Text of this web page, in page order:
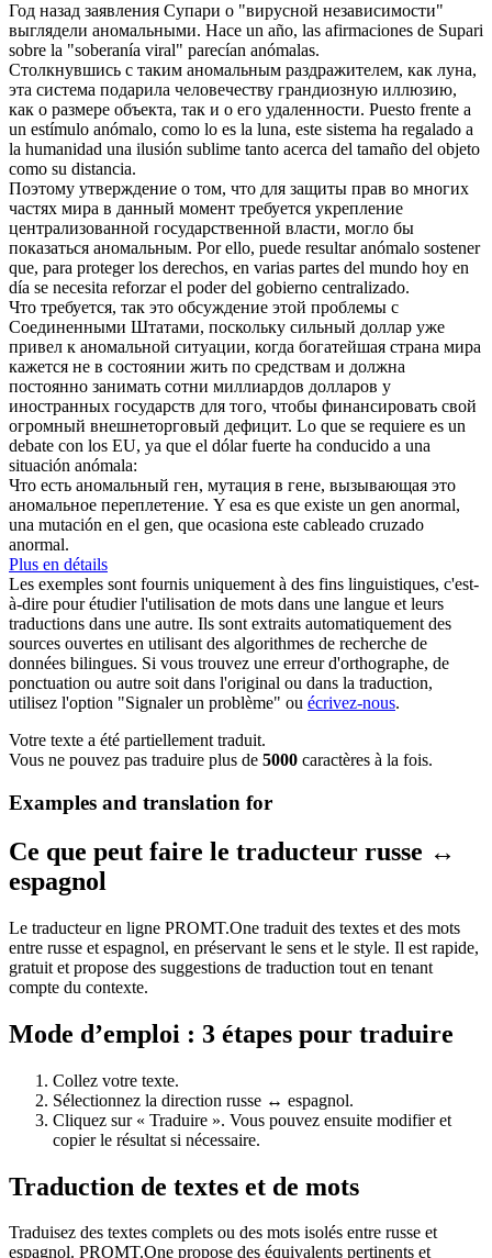
Год назад заявления Супари о "вирусной независимости"
выглядели аномальными. Hace un año, las afirmaciones de Supari
sobre la "soberanía viral" parecían anómalas.
Столкнувшись с таким аномальным раздражителем, как луна,
эта система подарила человечеству грандиозную иллюзию,
как о размере объекта, так и о его удаленности. Puesto frente a
un estímulo anómalo, como lo es la luna, este sistema ha regalado a
la humanidad una ilusión sublime tanto acerca del tamaño del objeto
como su distancia.
Поэтому утверждение о том, что для защиты прав во многих
частях мира в данный момент требуется укрепление
централизованной государственной власти, могло бы
показаться аномальным. Por ello, puede resultaranómalo sostener
que, para proteger los derechos, en varias partes del mundo hoy en
día se necesita reforzar el poder del gobierno centralizado.
Что требуется, так это обсуждение этой проблемы с
Соединенными Штатами, поскольку сильный доллар уже
привел к аномальной ситуации, когда богатейшая страна мира
кажется не в состоянии жить по средствам и должна
постоянно занимать сотни миллиардов долларов у
иностранных государств для того, чтобы финансировать свой
огромный внешнеторговый дефицит. Lo que se requiere es un
debate con los EU, ya que el dólar fuerte ha conducido a una
situación anómala:
Что есть аномальный ген, мутация в гене, вызывающая это
аномальное переплетение. Y esa es que existe un gen anormal,
una mutación en el gen, que ocasiona este cableado cruzado
anormal.
Plus en détails
Les exemples sont fournis uniquement à des fins linguistiques, c'est-
à-dire pour étudier l'utilisation de mots dans une langue et leurs
traductions dans une autre. Ils sont extraits automatiquement des
sources ouvertes en utilisant des algorithmes de recherche de
données bilingues. Si vous trouvez une erreur d'orthographe, de
ponctuation ou autre soit dans l'original ou dans la traduction,
utilisez l'option "Signaler un problème" ou écrivez-nous.
Votre texte a été partiellement traduit.
Vous ne pouvez pas traduire plus de 5000 caractères à la fois.
Examples and translation for
Ce que peut faire le traducteur russe ↔
espagnol
Le traducteur en ligne PROMT.One traduit des textes et des mots
entre russe et espagnol, en préservant le sens et le style. Il est rapide,
gratuit et propose des suggestions de traduction tout en tenant
compte du contexte.
Mode d’emploi : 3 étapes pour traduire
Collez votre texte.
Sélectionnez la direction russe ↔ espagnol.
Cliquez sur « Traduire ». Vous pouvez ensuite modifier et
copier le résultat si nécessaire.
Traduction de textes et de mots
Traduisez des textes complets ou des mots isolés entre russe et
espagnol. PROMT.One propose des équivalents pertinents et